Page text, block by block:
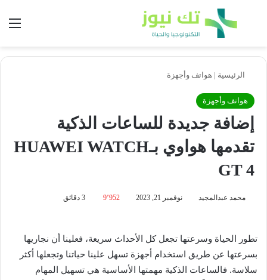
بحث عن
الرئيسية | هواتف وأجهزة
هواتف وأجهزة
إضافة جديدة للساعات الذكية
تقدمها هواوي بـHUAWEI WATCH
GT 4
محمد عبدالمجيد نوفمبر 21, 2023 9٬952
تطور الحياة وسرعتها تجعل كل الأحداث سريعة، فعلينا أن نجاريها
بسرعتها عن طريق استخدام أجهزة تسهل علينا حياتنا وتجعلها أكثر
سلاسة. فالساعات الذكية مهمتها الأساسية هي تسهيل المهام